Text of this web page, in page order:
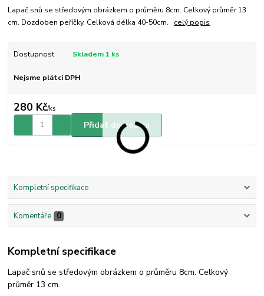
Lapač snů se středovým obrázkem o průměru 8cm. Celkový průměr 13
cm. Dozdoben peříčky. Celková délka 40-50cm. celý popis
Dostupnost Skladem 1 ks
Nejsme plátci DPH
280 Kč/ks
Přidat do košíku
Kompletní specifikace
Komentáře 0
Kompletní specifikace
Lapač snů se středovým obrázkem o průměru 8cm. Celkový
průměr 13 cm.